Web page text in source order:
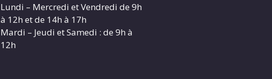
Lundi – Mercredi et Vendredi de 9h
à 12h et de 14h à 17h
Mardi – Jeudi et Samedi : de 9h à
12h